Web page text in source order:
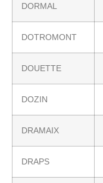
DORMAL
DOTROMONT
DOUETTE
DOZIN
DRAMAIX
DRAPS